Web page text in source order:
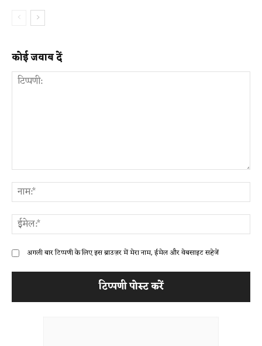
कोई जवाब दें
अगली बार टिप्पणी के लिए इस ब्राउज़र में मेरा नाम, ईमेल और वेबसाइट सहेजें